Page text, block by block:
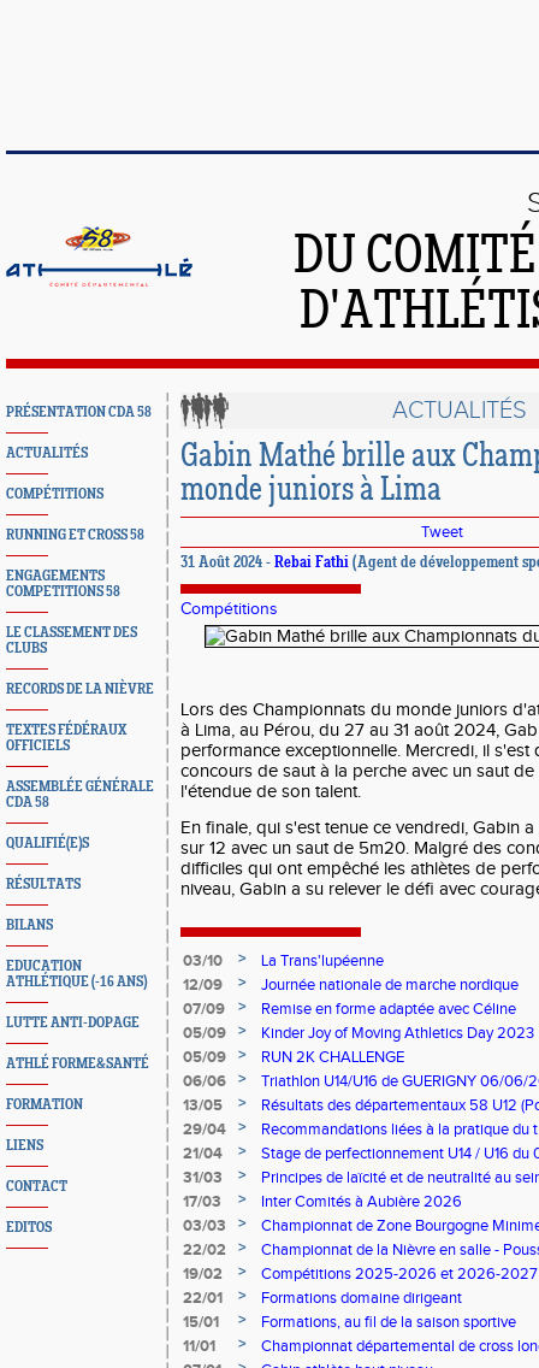
DU
PRÉSENTATION CDA 58
ACTUALITÉS
COMPÉTITIONS
RUNNING ET CROSS 58
ENGAGEMENTS
COMPETITIONS 58
LE CLASSEMENT DES
CLUBS
RECORDS DE LA NIÈVRE
TEXTES FÉDÉRAUX
OFFICIELS
ASSEMBLÉE GÉNÉRALE
CDA 58
QUALIFIÉ(E)S
RÉSULTATS
BILANS
EDUCATION
ATHLÉTIQUE (-16 ANS)
LUTTE ANTI-DOPAGE
ATHLÉ FORME&SANTÉ
FORMATION
LIENS
CONTACT
EDITOS
ACTUALITÉS
Gabin Mathé brille aux
monde juniors à Lima
Tweet
31 Août 2024 - Rebai Fathi (Agent de développement
Compétitions
Lors des Championnats du monde juniors
à Lima, au Pérou, du 27 au 31 août 2024,
performance exceptionnelle. Mercredi, il
concours de saut à la perche avec un saut
l'étendue de son talent.
En finale, qui s'est tenue ce vendredi, Gabin
sur 12 avec un saut de 5m20. Malgré des
difficiles qui ont empêché les athlètes de
niveau, Gabin a su relever le défi avec
03/10 >
La Trans'lupéenne
12/09
>
Journée nationale de marche nordique
07/09
>
Remise en forme adaptée avec Céline
05/09
>
Kinder Joy of Moving Athletics Day 2023
05/09
>
RUN 2K CHALLENGE
06/06
>
Triathlon U14/U16 de GUERIGNY 06/06/
13/05
>
Résultats des départementaux 58 U12
le samedi 13 juin, à St Léger des Vignes
29/04 >
Recommandations liées à la pratique du
médicaments anti-inflammatoire
21/04 >
Stage de perfectionnement U14 / U16 du
31/03
>
Principes de laïcité et de neutralité au
17/03
>
Inter Comités à Aubière 2026
03/03
>
Championnat de Zone Bourgogne
22/02
>
Championnat de la Nièvre en salle -
19/02
>
Compétitions 2025-2026 et 2026-
22/01
>
Formations domaine dirigeant
15/01
>
Formations, au fil de la saison sportive
11/01
>
Championnat départemental de cross